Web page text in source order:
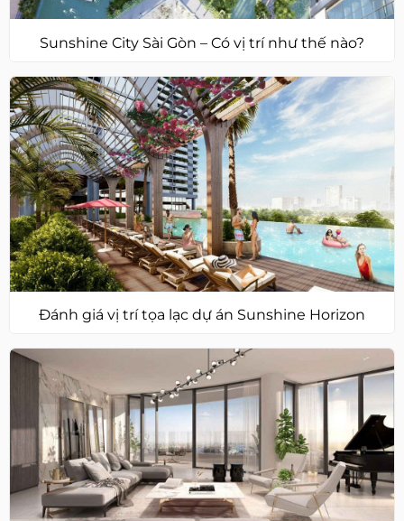
Sunshine City Sài Gòn – Có vị trí như thế nào?
Đánh giá vị trí tọa lạc dự án Sunshine Horizon